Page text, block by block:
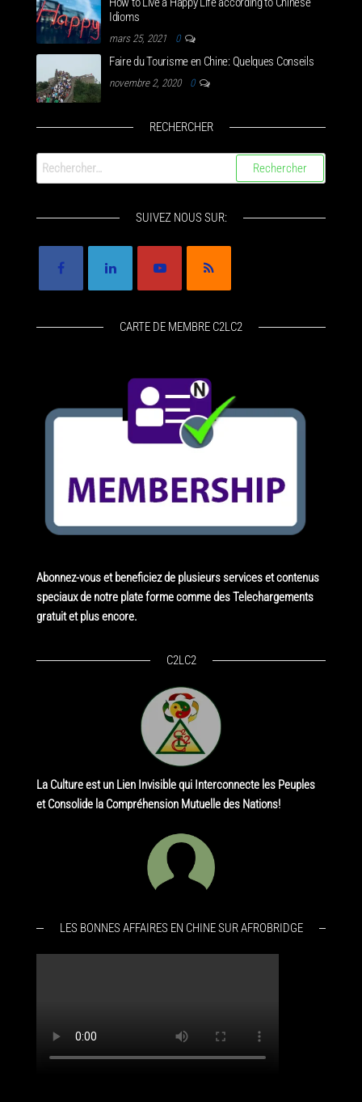
Idioms
mars 25, 2021 0
Faire du Tourisme en Chine: Quelques Conseils
novembre 2, 2020 0
RECHERCHER
Rechercher :
SUIVEZ NOUS SUR:
CARTE DE MEMBRE C2LC2
Abonnez-vous et beneficiez de plusieurs services et contenus
speciaux de notre plate forme comme des Telechargements
gratuit et plus encore.
C2LC2
La Culture est un Lien Invisible qui Interconnecte les Peuples
et Consolide la Compréhension Mutuelle des Nations!
LES BONNES AFFAIRES EN CHINE SUR AFROBRIDGE